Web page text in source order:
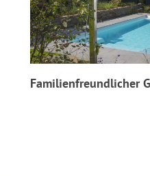
Familienfreundlicher